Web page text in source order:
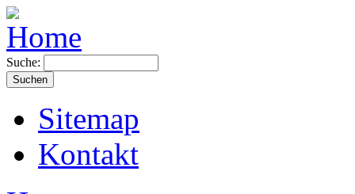
Suche:
Sitemap
Kontakt